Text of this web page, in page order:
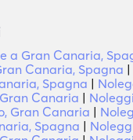
a Gran Canaria,
Canaria, Spagna |
Spagna |
Canaria |
Gran Canaria |
Spagna |